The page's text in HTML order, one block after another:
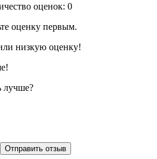
оценок: 0
оценку первым.
низкую оценку!
лучше?
Отправить отзыв